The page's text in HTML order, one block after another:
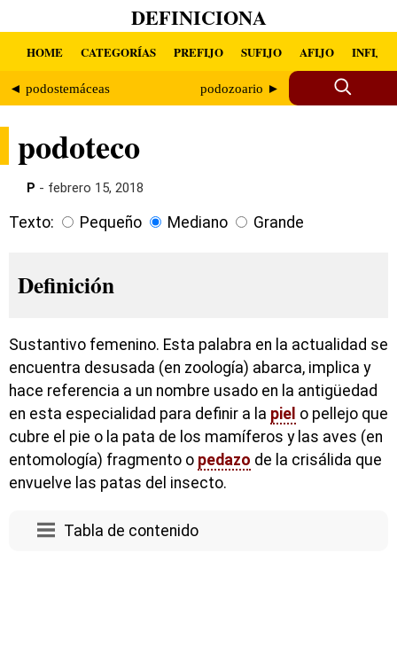
DEFINICIONA
HOME CATEGORÍAS PREFIJO SUFIJO AFIJO INFIJO
◄ podostemáceas podozoario ►
podoteco
P - febrero 15, 2018
Texto: Pequeño Mediano Grande
Definición
Sustantivo femenino. Esta palabra en la actualidad se
encuentra desusada (en zoología) abarca, implica y
hace referencia a un nombre usado en la antigüedad
en esta especialidad para definir a la piel o pellejo que
cubre el pie o la pata de los mamíferos y las aves (en
entomología) fragmento o pedazo de la crisálida que
envuelve las patas del insecto.
Tabla de contenido